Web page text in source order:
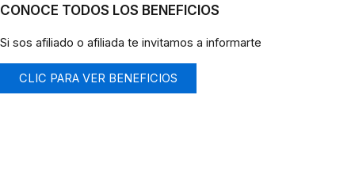
CONOCE TODOS LOS BENEFICIOS
Si sos afiliado o afiliada te invitamos a informarte
CLIC PARA VER BENEFICIOS